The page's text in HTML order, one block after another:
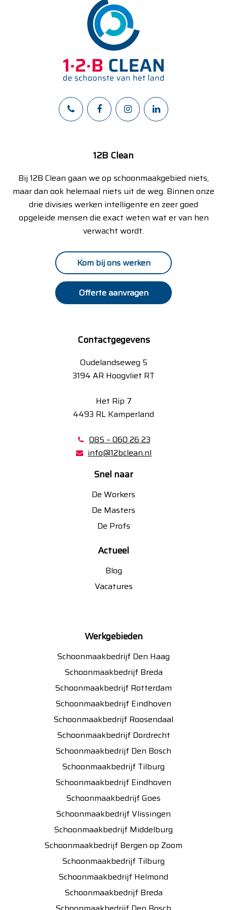
12B Clean
Bij 12B Clean gaan we op schoonmaakgebied niets,
maar dan ook helemaal niets uit de weg. Binnen onze
drie divisies werken intelligente en zeer goed
opgeleide mensen die exact weten wat er van hen
verwacht wordt.
Kom bij ons werken
Offerte aanvragen
Contactgegevens
Oudelandseweg 5
3194 AR Hoogvliet RT
Het Rip 7
4493 RL Kamperland
085 – 060 26 23
info@12bclean.nl
Snel naar
De Workers
De Masters
De Profs
Actueel
Blog
Vacatures
Werkgebieden
Schoonmaakbedrijf Den Haag
Schoonmaakbedrijf Breda
Schoonmaakbedrijf Rotterdam
Schoonmaakbedrijf Eindhoven
Schoonmaakbedrijf Roosendaal
Schoonmaakbedrijf Dordrecht
Schoonmaakbedrijf Den Bosch
Schoonmaakbedrijf Tilburg
Schoonmaakbedrijf Eindhoven
Schoonmaakbedrijf Goes
Schoonmaakbedrijf Vlissingen
Schoonmaakbedrijf Middelburg
Schoonmaakbedrijf Bergen op Zoom
Schoonmaakbedrijf Tilburg
Schoonmaakbedrijf Helmond
Schoonmaakbedrijf Breda